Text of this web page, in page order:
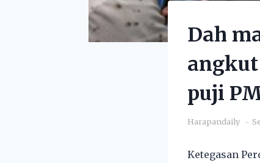
Dah
puji
Harapandaily
Ketegasan